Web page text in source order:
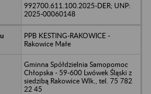
992700.611.100.2025-DER; UNP:
2025-00060148
PPB KESTING-RAKOWICE -
Rakowice Małe
Gminna Spółdzielnia Samopomoc
Chłopska - 59-600 Lwówek Śląski z
siedzibą Rakowice Wlk., tel. 75 782
22 45